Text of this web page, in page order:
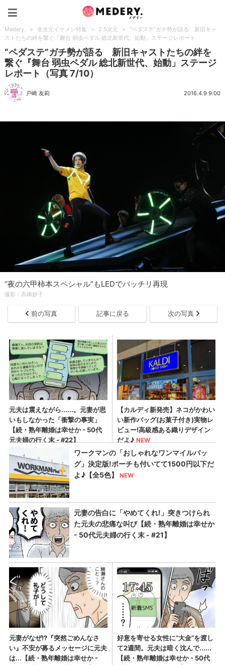
Medery. > 全次元イケメン特集 > 2.5次元 >
“ペダステ”ガチ勢が語る 新旧キャ
ストたちの絆を繋ぐ『舞台 弱虫ペダル 総北新世代、始動」ステージレポート
“ペダステ”ガチ勢が語る 新旧キャストたちの絆を
繋ぐ『舞台 弱虫ペダル 総北新世代、始動」ステージ
レポート（写真 7/10）
戸崎 友莉 2016.4.9 9:00
“夜の六甲柿本スペシャル”もLEDでバッチリ再現
撮影：高橋妙子
前の写真 記事に戻る 次の写真